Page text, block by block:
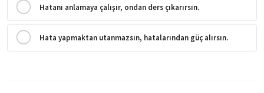
Hatanı anlamaya çalışır, ondan ders çıkarırsın.
Hata yapmaktan utanmazsın, hatalarından güç alırsın.